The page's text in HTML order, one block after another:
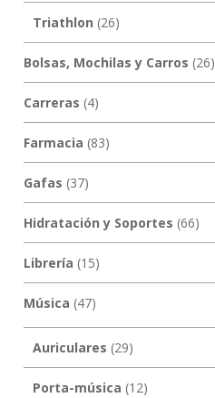
Triathlon (26)
Bolsas, Mochilas y Carros (26)
Carreras (4)
Farmacia (83)
Gafas (37)
Hidratación y Soportes (66)
Librería (15)
Música (47)
Auriculares (29)
Porta-música (12)